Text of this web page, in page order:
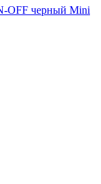
OFF черный Mini